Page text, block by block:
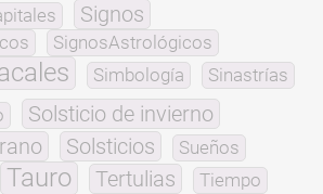
Signos
SignosAstrológicos
Simbología Sinastrías
Solsticio de invierno
Solsticios Sueños
Tauro Tertulias
Tiempo